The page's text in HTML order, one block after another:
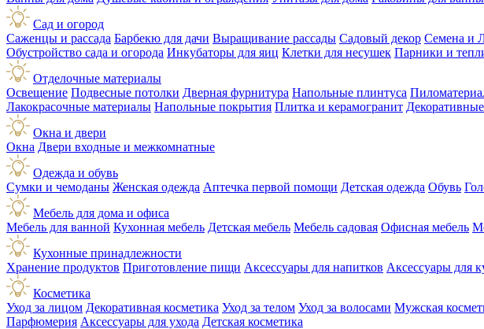
Сад и огород
Саженцы и рассада Барбекю для дачи Выращивание рассады Садовый декор Семена и
Обустройство сада и огорода Инкубаторы для яиц Клетки для несушек Парники и
Отделочные материалы
Освещение Подвесные потолки Дверная фурнитура Напольные плинтуса
Лакокрасочные материалы Напольные покрытия Плитка и керамогранит
Окна и двери
Окна Двери входные и межкомнатные
Одежда и обувь
Сумки и чемоданы Женская одежда Аптечка первой помощи Детская одежда Обувь
Мебель для дома и офиса
Мебель для ванной Кухонная мебель Детская мебель Мебель садовая Офисная мебель
Кухонные принадлежности
Хранение продуктов Приготовление пищи Аксессуары для напитков Аксессуары для
Косметика
Уход за лицом Декоративная косметика Уход за телом Уход за волосами Мужская
Парфюмерия Аксессуары для ухода Детская косметика